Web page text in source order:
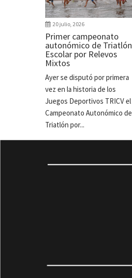
20 julio, 2026
Primer campeonato
autonómico de Triatlón
Escolar por Relevos
Mixtos
Ayer se disputó por primera
vez en la historia de los
Juegos Deportivos TRICV el
Campeonato Autonómico de
Triatlón por...